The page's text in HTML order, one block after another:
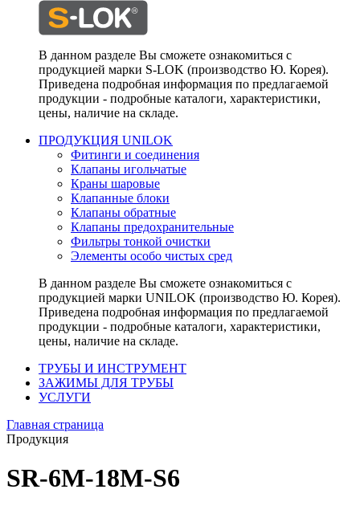
В данном разделе Вы сможете ознакомиться с
продукцией марки S-LOK (производство Ю. Корея).
Приведена подробная информация по предлагаемой
продукции - подробные каталоги, характеристики,
цены, наличие на складе.
ПРОДУКЦИЯ UNILOK
Фитинги и соединения
Клапаны игольчатые
Краны шаровые
Клапанные блоки
Клапаны обратные
Клапаны предохранительные
Фильтры тонкой очистки
Элементы особо чистых сред
В данном разделе Вы сможете ознакомиться с
продукцией марки UNILOK (производство Ю. Корея).
Приведена подробная информация по предлагаемой
продукции - подробные каталоги, характеристики,
цены, наличие на складе.
ТРУБЫ И ИНСТРУМЕНТ
ЗАЖИМЫ ДЛЯ ТРУБЫ
УСЛУГИ
Главная страница
Продукция
SR-6M-18M-S6